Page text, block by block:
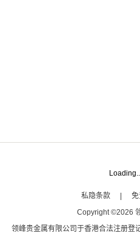
私隐条款
Copyright©2026
领峰贵金属有限公司于香港合法注册登